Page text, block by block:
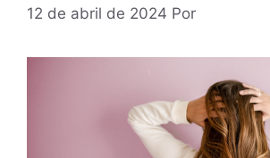
12 de abril de 2024 Por